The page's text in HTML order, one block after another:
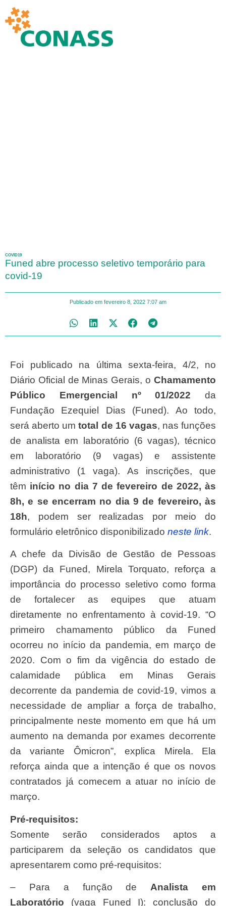
COVID19
Funed abre processo seletivo temporário para
covid-19
Publicado em fevereiro 8, 2022 7:07 am
Foi publicado na última sexta-feira, 4/2, no
Diário Oficial de Minas Gerais, o Chamamento
Público Emergencial nº 01/2022 da
Fundação Ezequiel Dias (Funed). Ao todo,
será aberto umtotal de 16 vagas, nas funções
de analista em laboratório (6 vagas), técnico
em laboratório (9 vagas) e assistente
administrativo (1 vaga). As inscrições, que
têm início no dia 7 de fevereiro de 2022, às
8h, e se encerram no dia 9 de fevereiro, às
18h, podem ser realizadas por meio do
formulário eletrônico disponibilizado neste link.
A chefe da Divisão de Gestão de Pessoas
(DGP) da Funed, Mirela Torquato, reforça a
importância do processo seletivo como forma
de fortalecer as equipes que atuam
diretamente no enfrentamento à covid-19. “O
primeiro chamamento público da Funed
ocorreu no início da pandemia, em março de
2020. Com o fim da vigência do estado de
calamidade pública em Minas Gerais
decorrente da pandemia de covid-19, vimos a
necessidade de ampliar a força de trabalho,
principalmente neste momento em que há um
aumento na demanda por exames decorrente
da variante Ômicron”, explica Mirela. Ela
reforça ainda que a intenção é que os novos
contratados já comecem a atuar no início de
março.
Pré-requisitos:
Somente serão considerados aptos a
participarem da seleção os candidatos que
apresentarem como pré-requisitos:
– Para a função de Analista em
Laboratório (vaga Funed I): conclusão do